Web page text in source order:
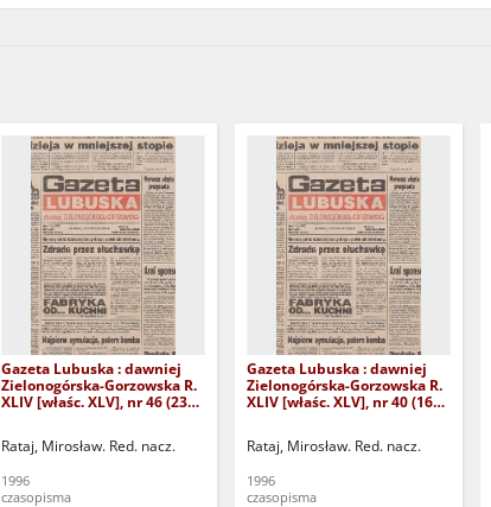
Gazeta Lubuska : dawniej
Zielonogórska-Gorzowska R.
XLIV [właśc. XLV], nr 46 (23
Rataj, Mirosław. Red. nacz.
1996
czasopisma
Gazeta Lubuska : dawniej
Zielonogórska-Gorzowska R.
XLIV [właśc. XLV], nr 40 (16
Rataj, Mirosław. Red. nacz.
1996
czasopisma